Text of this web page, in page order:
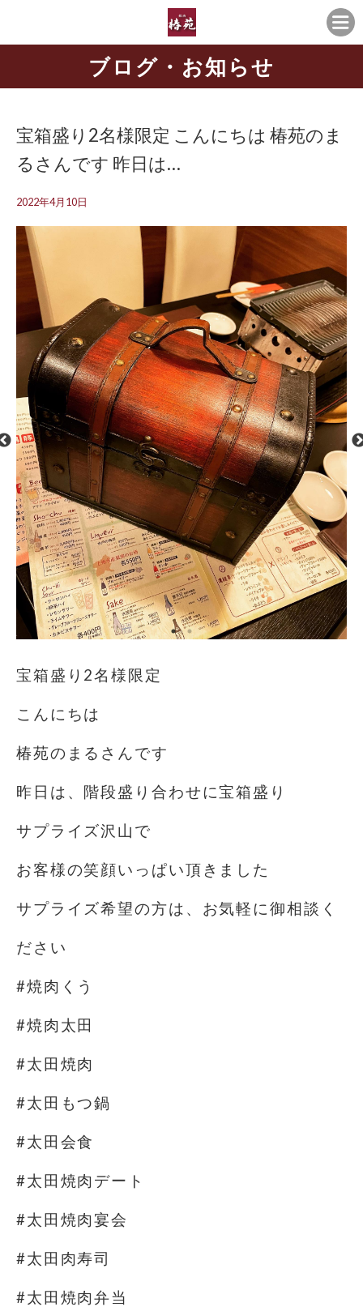
ブログ・お知らせ
宝箱盛り2名様限定 こんにちは️ 椿苑のま
るさんです 昨日は…
2022年4月10日
宝箱盛り2名様限定
こんにちは️
椿苑のまるさんです
昨日は、階段盛り合わせに宝箱盛り
サプライズ沢山で
お客様の笑顔いっぱい頂きました
サプライズ希望の方は、お気軽に御相談く
ださい
#焼肉くう
#焼肉太田
#太田焼肉
#太田もつ鍋
#太田会食
#太田焼肉デート
#太田焼肉宴会
#太田肉寿司
#太田焼肉弁当